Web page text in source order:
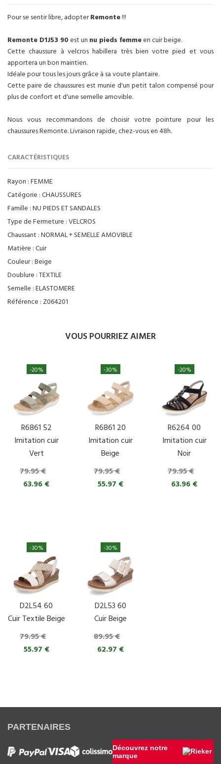
Pour se sentir libre, adopterRemonte!!!
Remonte D1J53 90est un nu pieds femmeen cuir beige.
Cette chaussure à velcros habillera très bien votre pied et vous
apportera un bon maintien.
Idéale pour tous les jours grâce à sa voute plantaire.
Cette paire de chaussures est munie d'un petit talon compensé pour
plus de confort et d'une semelle amovible.
Nous vous recommandons de choisir votre pointure pour les
chaussures Remonte. Livraison rapide, chez-vous en 48h.
CARACTÉRISTIQUES
Rayon :FEMME
Catégorie :CHAUSSURES
Famille :NU PIEDS ET SANDALES
Type de Fermeture :VELCROS
Chaussant :NORMAL + SEMELLE AMOVIBLE
Matière :Cuir
Couleur :Beige
Doublure :TEXTILE
Semelle :ELASTOMERE
Référence : Z064201
VOUS POURRIEZ AIMER
R6861 52
Imitation cuir
Vert
79.95 €
63.96 €
-20%
R6861 20
Imitation cuir
Beige
79.95 €
55.97 €
-30%
R6264 00
Imitation cuir
Noir
79.95 €
63.96 €
-20%
D2L54 60
Cuir Textile Beige
79.95 €
55.97 €
-30%
D2L53 60
Cuir Beige
89.95 €
62.97 €
-30%
PARTENAIRES
Découvrez notre
marque